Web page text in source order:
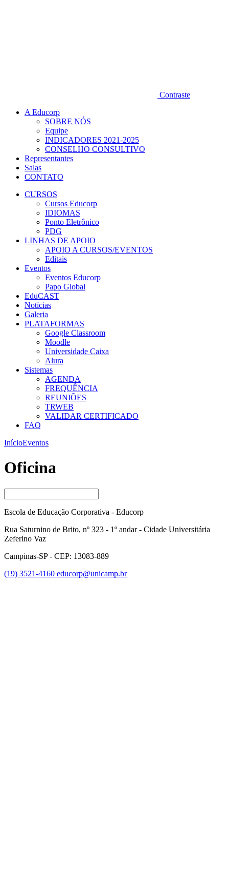
Contraste
A Educorp
SOBRE NÓS
Equipe
INDICADORES 2021-2025
CONSELHO CONSULTIVO
Representantes
Salas
CONTATO
CURSOS
Cursos Educorp
IDIOMAS
Ponto Eletrônico
PDG
LINHAS DE APOIO
APOIO A CURSOS/EVENTOS
Editais
Eventos
Eventos Educorp
Papo Global
EduCAST
Notícias
Galeria
PLATAFORMAS
Google Classroom
Moodle
Universidade Caixa
Alura
Sistemas
AGENDA
FREQUÊNCIA
REUNIÕES
TRWEB
VALIDAR CERTIFICADO
FAQ
InícioEventos
Oficina
Escola de Educação Corporativa - Educorp
Rua Saturnino de Brito, nº 323 - 1º andar - Cidade Universitária
Zeferino Vaz
Campinas-SP - CEP: 13083-889
(19) 3521-4160 educorp@unicamp.br